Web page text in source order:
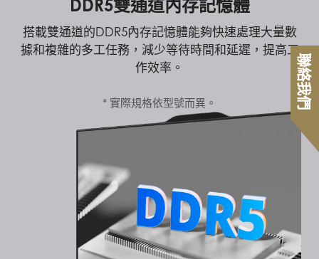
DDR5雙通道內存記憶體
搭載雙通道的DDR5內存記憶體能夠快速處理大量數
據和複雜的多工任務，減少等待時間和延遲，提高工
作效率。
* 實際規格依型號而異。 聯絡我們